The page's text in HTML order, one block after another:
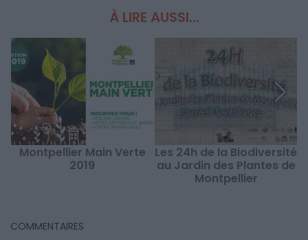
À LIRE AUSSI...
Montpellier Main Verte
2019
Les 24h de la Biodiversité
au Jardin des Plantes de
Montpellier
COMMENTAIRES